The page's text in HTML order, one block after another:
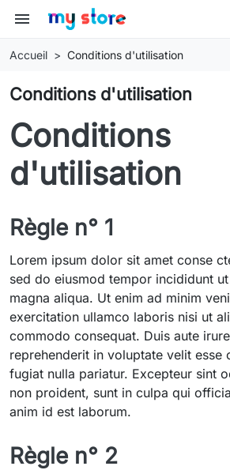
menu
Accueil Conditions d'utilisation
Conditions d'utilisation
Conditions
d'utilisation
Règle n° 1
Lorem ipsum dolor sit amet conse
sed do eiusmod tempor incididunt
magna aliqua. Ut enim ad minim
exercitation ullamco laboris nisi ut
commodo consequat. Duis aute
reprehenderit in voluptate velit esse
fugiat nulla pariatur. Excepteur sint
non proident, sunt in culpa qui
anim id est laborum.
Règle n° 2